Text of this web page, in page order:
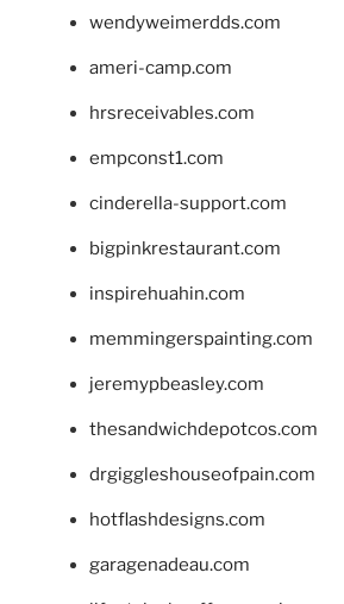
wendyweimerdds.com
ameri-camp.com
hrsreceivables.com
empconst1.com
cinderella-support.com
bigpinkrestaurant.com
inspirehuahin.com
memmingerspainting.com
jeremypbeasley.com
thesandwichdepotcos.com
drgiggleshouseofpain.com
hotflashdesigns.com
garagenadeau.com